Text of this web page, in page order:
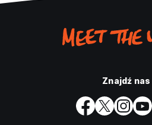
Znajdź nas